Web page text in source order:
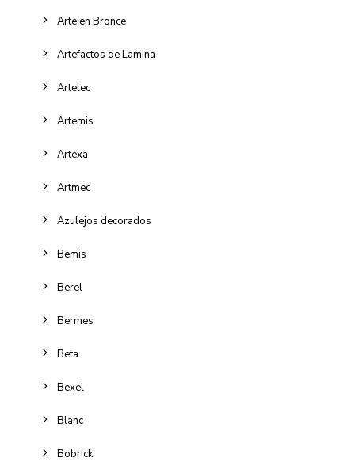
Arte en Bronce
Artefactos de Lamina
Artelec
Artemis
Artexa
Artmec
Azulejos decorados
Bemis
Berel
Bermes
Beta
Bexel
Blanc
Bobrick